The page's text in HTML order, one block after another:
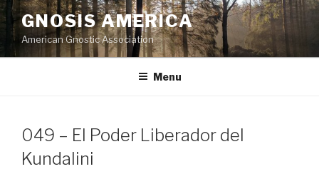
Skip
to
content
GNOSIS AMERICA
American Gnostic Association
Menu
049 – El Poder Liberador del
Kundalini